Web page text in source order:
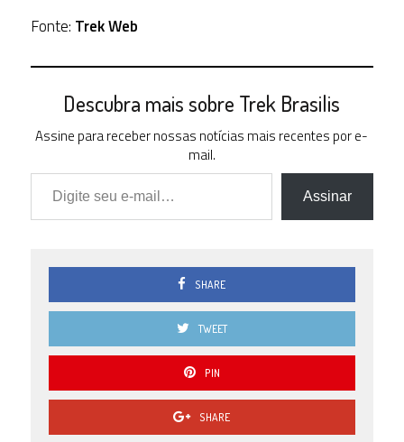
Fonte: Trek Web
Descubra mais sobre Trek Brasilis
Assine para receber nossas notícias mais recentes por e-
mail.
Digite seu e-mail…
Assinar
SHARE
TWEET
PIN
SHARE